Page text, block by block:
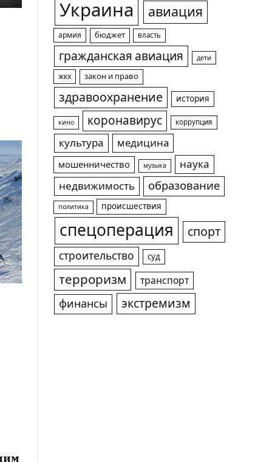
Украина авиация
армия бюджет власть
гражданская авиация дети
жкх закон и право
здравоохранение история
кино коронавирус коррупция
культура медицина
мошенничество музыка
наука
недвижимость
образование
политика происшествия
спецоперация спорт
строительство суд
терроризм транспорт
финансы экстремизм